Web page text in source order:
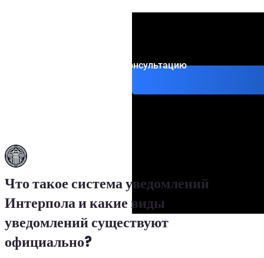
Юрист OFAC
Оранжевое
Получить консультацию
Что такое система уведомлений
Интерпола и какие виды
уведомлений существуют
официально?